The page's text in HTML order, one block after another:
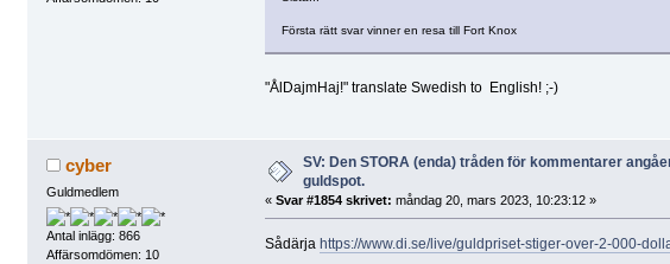
Första rätt svar vinner en resa till Fort Knox
"ÅlDajmHaj!" translate Swedish to English! ;-)
cyber
Guldmedlem
Antal inlägg: 866
Affärsomdömen: 10
SV: Den STORA (enda) tråden för kommentarer
guldspot.
« Svar #1854 skrivet: måndag 20, mars 2023, 10:23:12 »
Sådärja https://www.di.se/live/guldpriset-stiger-over-2-000-